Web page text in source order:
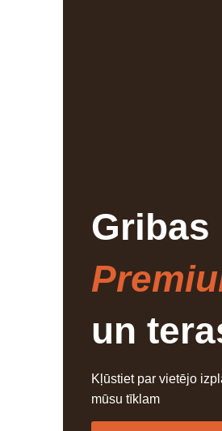
Gribas
un
Kļūstiet par vietējo
mūsu tīklam